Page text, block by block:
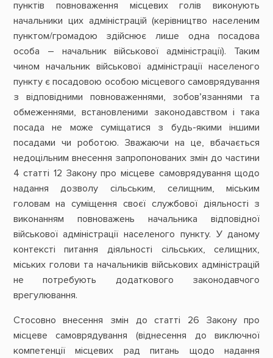
пунктів повноваження місцевих голів виконують
начальники цих адміністрацій (керівництво населеним
пунктом/громадою здійснює лише одна посадова
особа – начальник військової адміністрації). Таким
чином начальник військової адміністрації населеного
пункту є посадовою особою місцевого самоврядування
з відповідними повноваженнями, зобов’язаннями та
обмеженнями, встановленими законодавством і така
посада не може суміщатися з будь-якими іншими
посадами чи роботою. Зважаючи на це, вбачається
недоцільним внесення запропонованих змін до частини
4 статті 12 Закону про місцеве самоврядування щодо
надання дозволу сільським, селищним, міським
головам на суміщення своєї службової діяльності з
виконанням повноважень начальника відповідної
військової адміністрації населеного пункту. У даному
контексті питання діяльності сільських, селищних,
міських голови та начальників військових адміністрацій
не потребують додаткового законодавчого
врегулювання.
Стосовно внесення змін до статті 26 Закону про
місцеве самоврядування (віднесення до виключної
компетенції місцевих рад питань щодо надання